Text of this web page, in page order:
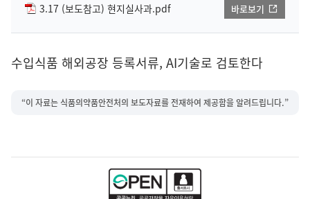
3.17 (보도참고) 현지실사과.pdf 바로보기
수입식품 해외공장 등록서류, AI기술로 검토한다
“이 자료는 식품의약품안전처의 보도자료를 전재하여 제공함을 알려드립니다.”